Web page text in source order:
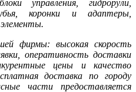
управления, гидрорули,
коронки и адаптеры,
фирмы: высокая скорость
оперативность доставки
цены и качество
доставка по городу
части предоставляется